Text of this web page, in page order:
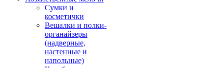
Сумки и
косметички
Вешалки и полки-
органайзеры
(надверные,
настенные и
напольные)